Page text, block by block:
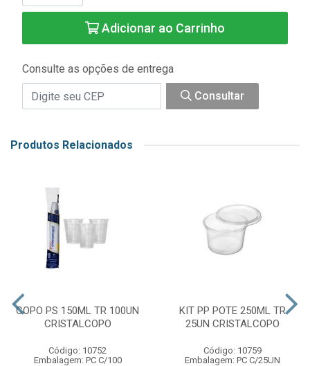
Adicionar ao Carrinho
Consulte as opções de entrega
Consultar
Produtos Relacionados
COPO PS 150ML TR 100UN
CRISTALCOPO
Código: 10752
Embalagem: PC C/100
KIT PP POTE 250ML TR
25UN CRISTALCOPO
Código: 10759
Embalagem: PC C/25UN